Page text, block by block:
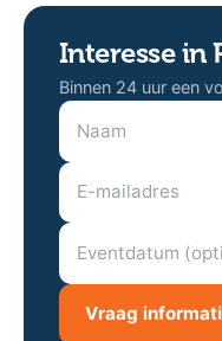
Interesse in
Binnen 24 uur een
Vraag